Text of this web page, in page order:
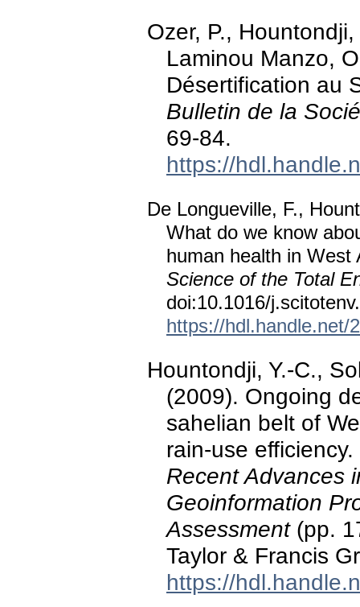
Ozer, P.,
Laminou Manzo,
Désertification au
Bulletin de la
69-84.
https://
De Longueville, F.,
What do we know
human health in West
Science of the Total
doi:10.1016/
https://hdl.handle.net/
Hountondji, Y.-C.,
(2009). Ongoing
sahelian belt of
rain-use
Recent Advances
Geoinformation
Assessment(pp.
Taylor & Francis
https://